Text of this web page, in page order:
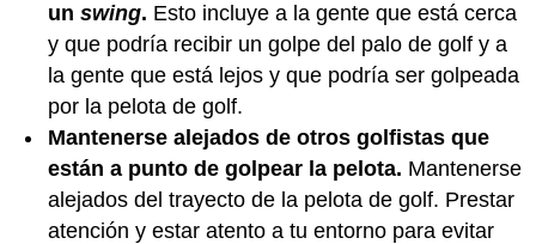
un swing. Esto incluye a la gente que está cerca
y que podría recibir un golpe del palo de golf y a
la gente que está lejos y que podría ser golpeada
por la pelota de golf.
Mantenerse alejados de otros golfistas que
están a punto de golpear la pelota. Mantenerse
alejados del trayecto de la pelota de golf. Prestar
atención y estar atento a tu entorno para evitar